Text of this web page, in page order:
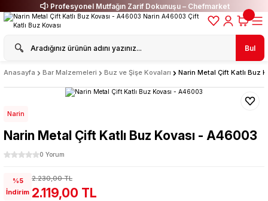
Profesyonel Mutfağın Zarif Dokunuşu – Chefmarket
Bul
Anasayfa Bar Malzemeleri Buz ve Şişe Kovaları Narin Metal Çift Katlı Buz
Narin
Narin Metal Çift Katlı Buz Kovası - A46003
0 Yorum
%5
İndirim
2.230,00 TL
2.119,00 TL